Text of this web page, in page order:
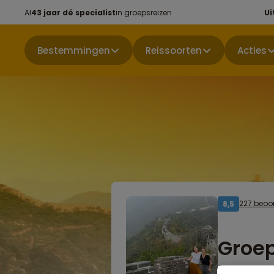
Al43 jaar dé specialistin groepsreizen
Bestemmingen Reissoorten Acties
8,5 227